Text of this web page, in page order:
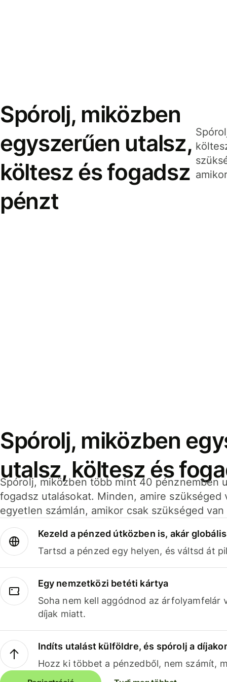
Spórolj, miközben
egyszerűen utalsz,
költesz és fogadsz
pénzt
Spórolj, miközben
utalsz, költesz és
Spórolj, miközben több mint 40 pénznemben
fogadsz utalásokat. Minden, amire szükséged
egyetlen számlán, amikor csak szükséged van
Kezeld a pénzed útközben is, akár
Tartsd a pénzed egy helyen, és váltsd át
Egy nemzetközi betéti kártya
Soha nem kell aggódnod az árfolyamfelár
díjak miatt.
Indíts utalást külföldre, és spórolj a
Hozz ki többet a pénzedből, nem számít,